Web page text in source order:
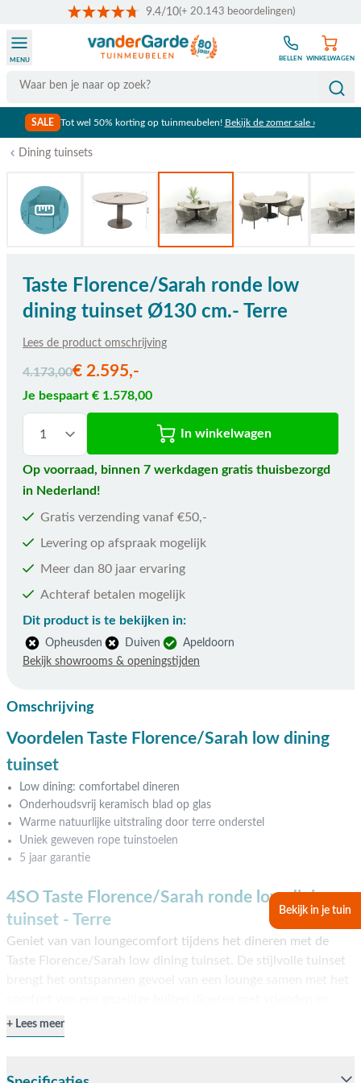
9.4/10(+ 20.143 beoordelingen)
Search
MENU BELLEN WINKELWAGEN
SALE Tot wel 50% korting op tuinmeubelen! Bekijk de zomer sale ›
Bekijk in je tuin
Dining tuinsets
Taste Florence/Sarah ronde low
dining tuinset Ø130 cm.- Terre
Lees de product omschrijving
4.173,00€ 2.595,-
Je bespaart € 1.578,00
In winkelwagen
Op voorraad, binnen 7 werkdagen gratis thuisbezorgd
in Nederland!
Gratis verzending vanaf €50,-
Levering op afspraak mogelijk
Meer dan 80 jaar ervaring
Achteraf betalen mogelijk
Dit product is te bekijken in:
Opheusden Duiven
Apeldoorn
Bekijk showrooms & openingstijden
Omschrijving
Voordelen Taste Florence/Sarah low dining
tuinset
Low dining: comfortabel dineren
Onderhoudsvrij keramisch blad op glas
Warme natuurlijke uitstraling door terre onderstel
Uniek geweven rope tuinstoelen
5 jaar garantie
4SO Taste Florence/Sarah ronde low dining
tuinset - Terre
Geniet van van loungecomfort tijdens het dineren met de
Taste Florence/Sarah low dining tuinset. De stijlvolle tuinset
familie. De Taste Sarah tafel met een diameter van 130 cm.
biedt plaats voor een gezelschap van 4 personen. De tafel is
glas/keramiek blad in betonlook dat rust op een terre-kleurig
Lees meer